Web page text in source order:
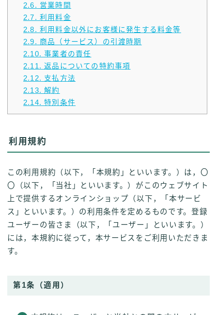
2.6. 営業時間
2.7. 利用料金
2.8. 利用料金以外にお客様に発生する料金等
2.9. 商品（サービス）の引渡時期
2.10. 事業者の責任
2.11. 返品についての特約事項
2.12. 支払方法
2.13. 解約
2.14. 特別条件
利用規約
この利用規約（以下，「本規約」といいます。）は，〇
〇（以下，「当社」といいます。）がこのウェブサイト
上で提供するオンラインショップ（以下，「本サービ
ス」といいます。）の利用条件を定めるものです。登録
ユーザーの皆さま（以下，「ユーザー」といいます。）
には，本規約に従って，本サービスをご利用いただきま
す。
第1条（適用）